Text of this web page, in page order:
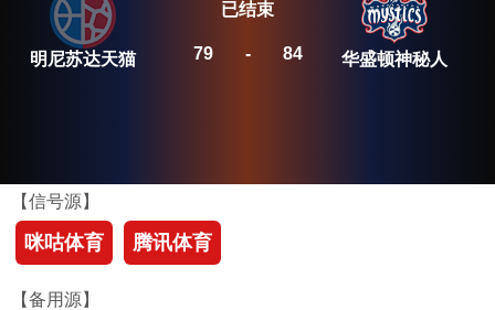
明尼苏达天猫 79 - 84
已结束
华盛顿神秘人
【信号源】
咪咕体育 腾讯体育
【备用源】